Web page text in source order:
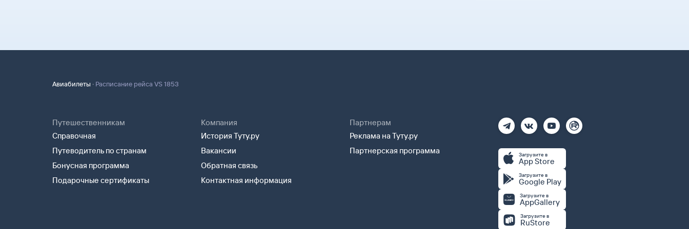
распечатать ее и взять с собой в аэропорт. Она может пригодиться
партнера, через которое оформлен билет. Вы можете связаться с ним
Авиабилеты · Расписание рейса VS 1853
Путешественникам
Справочная
Путеводитель по странам
Бонусная программа
Подарочные сертификаты
Компания
История Туту.ру
Вакансии
Обратная связь
Контактная информация
Партнерам
Реклама на Туту.ру
Партнерская программа
Загрузите в
App Store
Загрузите в
Google Play
Загрузите в
AppGallery
Загрузите в
RuStore